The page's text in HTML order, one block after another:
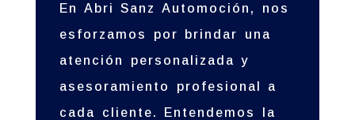
En Abri Sanz Automoción, nos
esforzamos por brindar una
atención personalizada y
asesoramiento profesional a
cada cliente. Entendemos la